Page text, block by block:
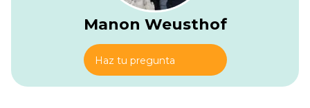
Al final de la subida, llegas al Campamento Kalalama a 3,147
metros, situado en la Zona de Brezos-Rapanea. Aquí, el
paisaje comienza a cambiar, con altos árboles de brezos
que le dan al campamento un carácter montañoso
distintivo. Estate atento al impresionante Turaco de los
Rwenzori, uno de los pájaros más coloridos de la región.
Manon Weusthof
Haz tu pregunta